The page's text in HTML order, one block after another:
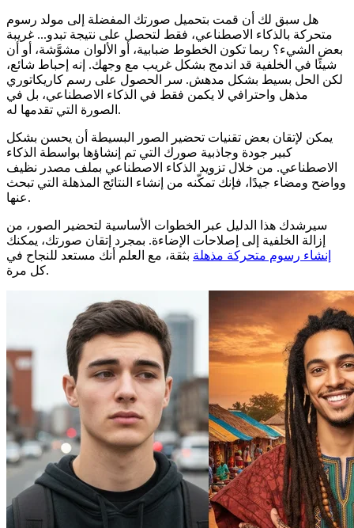
هل سبق لك أن قمت بتحميل صورتك المفضلة إلى مولد رسوم
متحركة بالذكاء الاصطناعي، فقط لتحصل على نتيجة تبدو... غريبة
بعض الشيء؟ ربما تكون الخطوط ضبابية، أو الألوان مشوَّشة، أو أن
شيئًا في الخلفية قد اندمج بشكل غريب مع وجهك. إنه إحباط شائع،
لكن الحل بسيط بشكل مدهش. سر الحصول على رسم كاريكاتوري
مذهل واحترافي لا يكمن فقط في الذكاء الاصطناعي، بل في
الصورة التي تقدمها له.
يمكن لإتقان بعض تقنيات تحضير الصور البسيطة أن يحسن بشكل
كبير جودة وجاذبية صورك التي تم إنشاؤها بواسطة الذكاء
الاصطناعي. من خلال تزويد الذكاء الاصطناعي بملف مصدر نظيف
وواضح ومضاء جيدًا، فإنك تمكّنه من إنشاء النتائج المذهلة التي تبحث
عنها.
سيرشدك هذا الدليل عبر الخطوات الأساسية لتحضير الصور، من
إزالة الخلفية إلى إصلاحات الإضاءة. بمجرد إتقان صورتك، يمكنك
إنشاء رسوم متحركة مذهلة بثقة، مع العلم أنك مستعد للنجاح في
كل مرة.